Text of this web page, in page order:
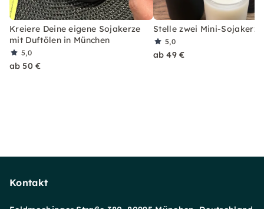
Kreiere Deine eigene Sojakerze
mit Duftölen in München
5,0
ab 50 €
Stelle zwei Mini-
5,0
ab 49 €
Kontakt